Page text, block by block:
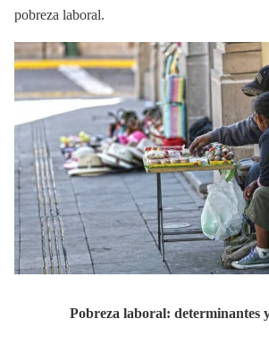
pobreza laboral.
Pobreza laboral: determinantes